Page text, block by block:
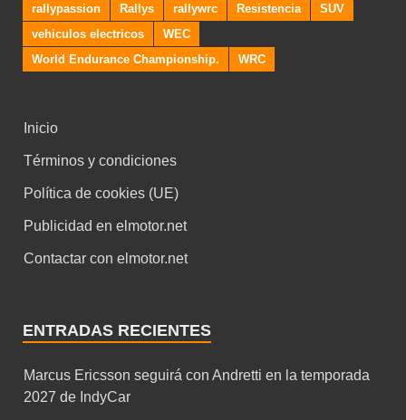
rallypassion
Rallys rallywrc Resistencia
SUV
vehiculos electricos
WEC
World Endurance Championship.
WRC
Inicio
Términos y condiciones
Política de cookies (UE)
Publicidad en elmotor.net
Contactar con elmotor.net
ENTRADAS RECIENTES
Marcus Ericsson seguirá con Andretti en la temporada
2027 de IndyCar